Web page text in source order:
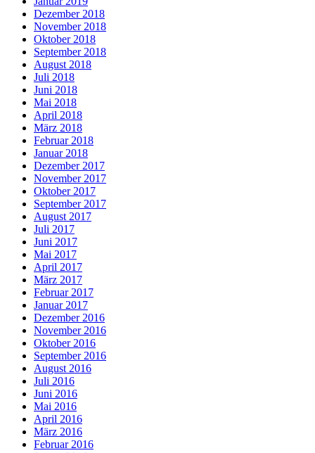
Dezember 2018
November 2018
Oktober 2018
September 2018
August 2018
Juli 2018
Juni 2018
Mai 2018
April 2018
März 2018
Februar 2018
Januar 2018
Dezember 2017
November 2017
Oktober 2017
September 2017
August 2017
Juli 2017
Juni 2017
Mai 2017
April 2017
März 2017
Februar 2017
Januar 2017
Dezember 2016
November 2016
Oktober 2016
September 2016
August 2016
Juli 2016
Juni 2016
Mai 2016
April 2016
März 2016
Februar 2016